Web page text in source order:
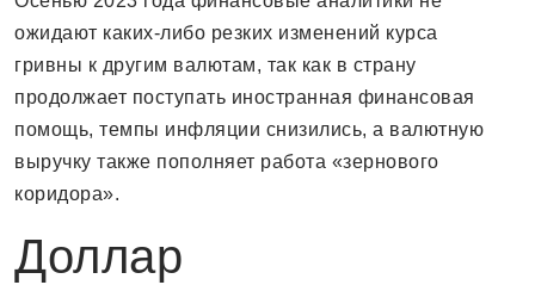
ожидают каких-либо резких изменений курса
гривны к другим валютам, так как в страну
продолжает поступать иностранная финансовая
помощь, темпы инфляции снизились, а валютную
выручку также пополняет работа «зернового
коридора».
Доллар